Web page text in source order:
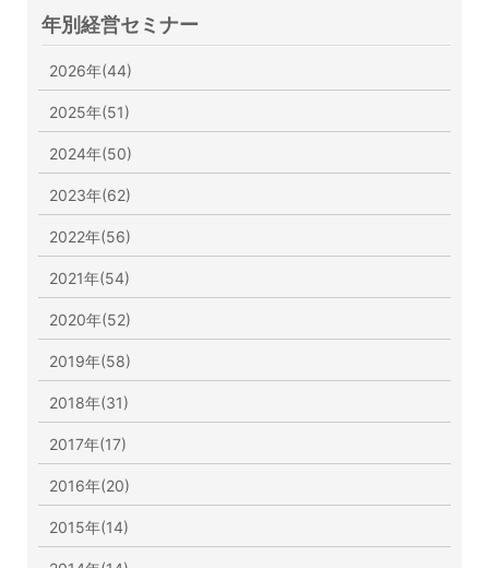
年別経営セミナー
2026年(44)
2025年(51)
2024年(50)
2023年(62)
2022年(56)
2021年(54)
2020年(52)
2019年(58)
2018年(31)
2017年(17)
2016年(20)
2015年(14)